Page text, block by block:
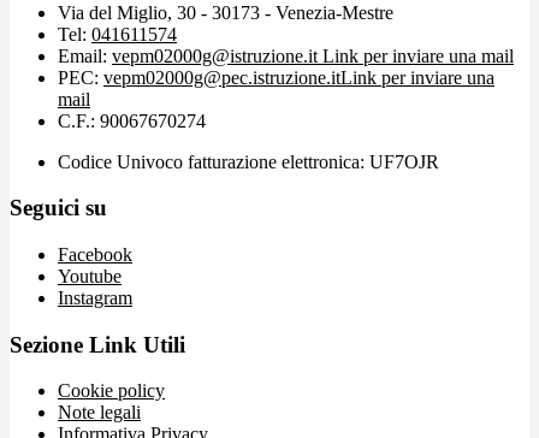
Via del Miglio, 30 - 30173 - Venezia-Mestre
Tel: 041611574
Email: vepm02000g@istruzione.it Link per inviare una mail
PEC: vepm02000g@pec.istruzione.itLink per inviare una
mail
C.F.: 90067670274
Codice Univoco fatturazione elettronica: UF7OJR
Seguici su
Facebook
Youtube
Instagram
Sezione Link Utili
Cookie policy
Note legali